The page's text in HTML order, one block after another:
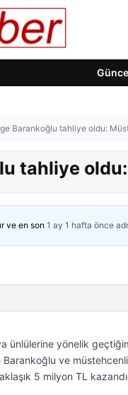
Barankoğlu tahliye oldu:
tahliye
ve en son 1 ay 1 hafta önce
ünlülerine yönelik
Barankoğlu ve
5 milyon TL